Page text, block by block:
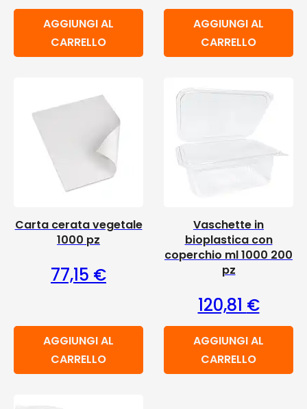
AGGIUNGI AL
CARRELLO
AGGIUNGI AL
CARRELLO
Carta cerata vegetale
1000 pz
77,15 €
AGGIUNGI AL
CARRELLO
Vaschette in
bioplastica con
coperchio ml 1000 200
pz
120,81 €
AGGIUNGI AL
CARRELLO